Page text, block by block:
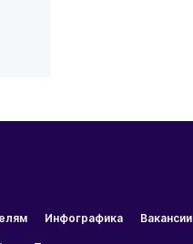
Инфографика Вакансии